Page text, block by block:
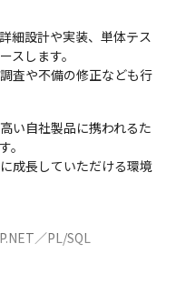
細設計や実装、単体テス
スします。
査や不備の修正なども行
い自社製品に携われるた
。
成長していただける環境
／PL/SQL